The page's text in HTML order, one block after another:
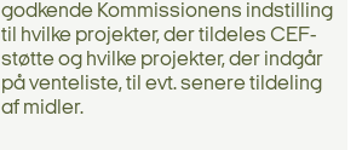
godkende Kommissionens indstilling
til hvilke projekter, der tildeles CEF-
støtte og hvilke projekter, der indgår
på venteliste, til evt. senere tildeling
af midler.